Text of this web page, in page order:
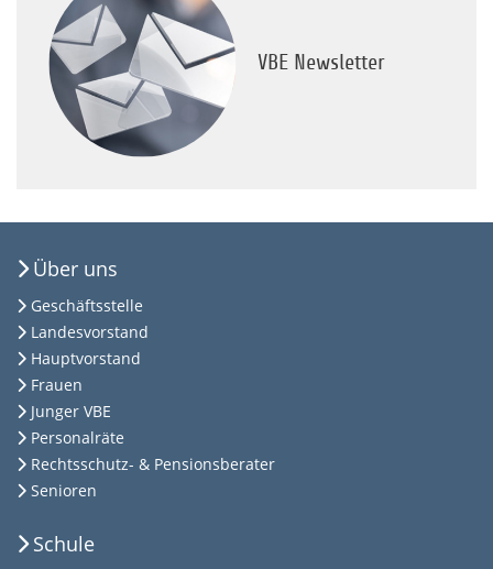
VBE Newsletter
Über uns
Geschäftsstelle
Landesvorstand
Hauptvorstand
Frauen
Junger VBE
Personalräte
Rechtsschutz- & Pensionsberater
Senioren
Schule